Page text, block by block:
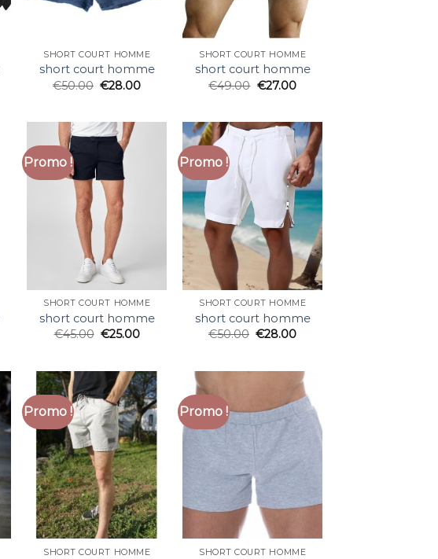
SHORT COURT HOMME
short court homme
€50.00 €28.00
SHORT COURT HOMME
short court homme
€49.00 €27.00
Promo !
SHORT COURT HOMME
short court homme
€45.00 €25.00
Promo !
SHORT COURT HOMME
short court homme
€50.00 €28.00
Promo !
SHORT COURT HOMME
Promo !
SHORT COURT HOMME